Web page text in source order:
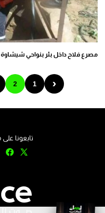
مصرع فلاح داخل بئر بنواحي شيشاوة
‹
1
2
تابعونا